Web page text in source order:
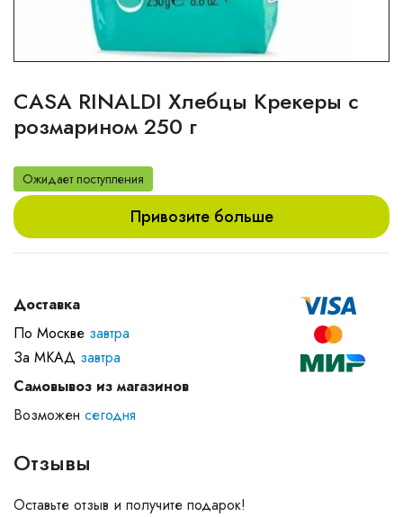
CASA RINALDI Хлебцы Крекеры с
розмарином 250 г
Ожидает поступления
Привозите больше
Доставка
По Москве завтра
За МКАД завтра
Самовывоз из магазинов
Возможен сегодня
Отзывы
Оставьте отзыв и получите подарок!